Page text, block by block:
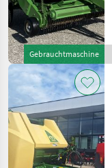
Gebrauchtmaschine